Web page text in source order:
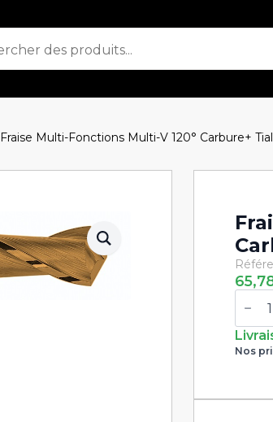
Fraise Multi-Fonctions Multi-V 120° Carbure+
de
Multi-
Multi-
Nos